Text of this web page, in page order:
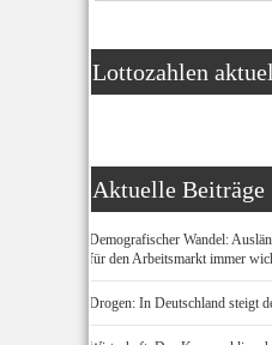
Lottozahlen
Aktuelle Beiträge
Demografischer Wandel:
für den Arbeitsmarkt immer
Drogen: In Deutschland steigt